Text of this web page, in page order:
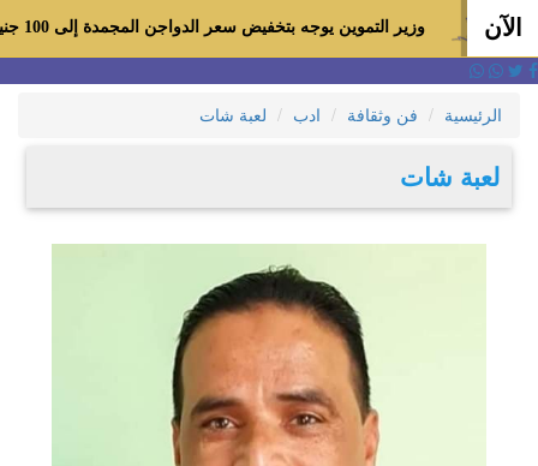
الآن وزير التموين يوجه بتخفيض سعر الدواجن المجمدة إلى 100 جنيه للكيلو بالمجمعات الاستهلاكية ومعارض «أهلاً رمضان»
الرئيسية فن وثقافة ادب لعبة شات
لعبة شات